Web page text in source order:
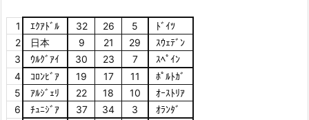
1 ｴｸｱﾄﾞﾙ 32 26 5
ﾄﾞｲﾂ
2
日本 9 21 29
ｽｳｪﾃﾞﾝ
3
ｳﾙｸﾞｱｲ 30 23 7
ｽﾍﾟｲﾝ
4
ｺﾛﾝﾋﾞｱ 19 17 11
ﾎﾟﾙﾄｶﾞ
5
ｱﾙｼﾞｪﾘ 22 18 10
ｵｰｽﾄﾘｱ
6
ﾁｭﾆｼﾞｱ 37 34 3
ｵﾗﾝﾀﾞ